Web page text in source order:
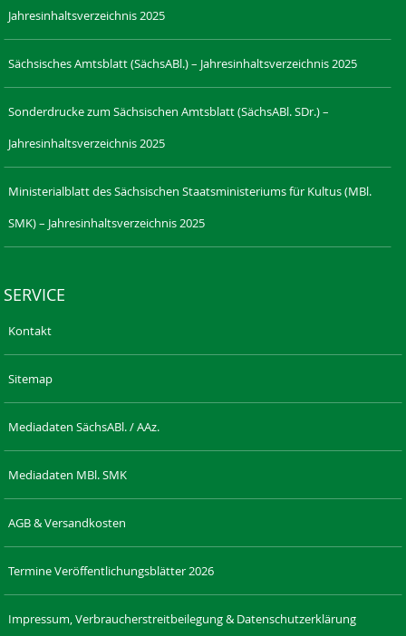
Jahresinhaltsverzeichnis 2025
Sächsisches Amtsblatt (SächsABl.) – Jahresinhaltsverzeichnis 2025
Sonderdrucke zum Sächsischen Amtsblatt (SächsABl. SDr.) –
Jahresinhaltsverzeichnis 2025
Ministerialblatt des Sächsischen Staatsministeriums für Kultus (MBl.
SMK) – Jahresinhaltsverzeichnis 2025
SERVICE
Kontakt
Sitemap
Mediadaten SächsABl. / AAz.
Mediadaten MBl. SMK
AGB & Versandkosten
Termine Veröffentlichungsblätter 2026
Impressum, Verbraucherstreitbeilegung & Datenschutzerklärung